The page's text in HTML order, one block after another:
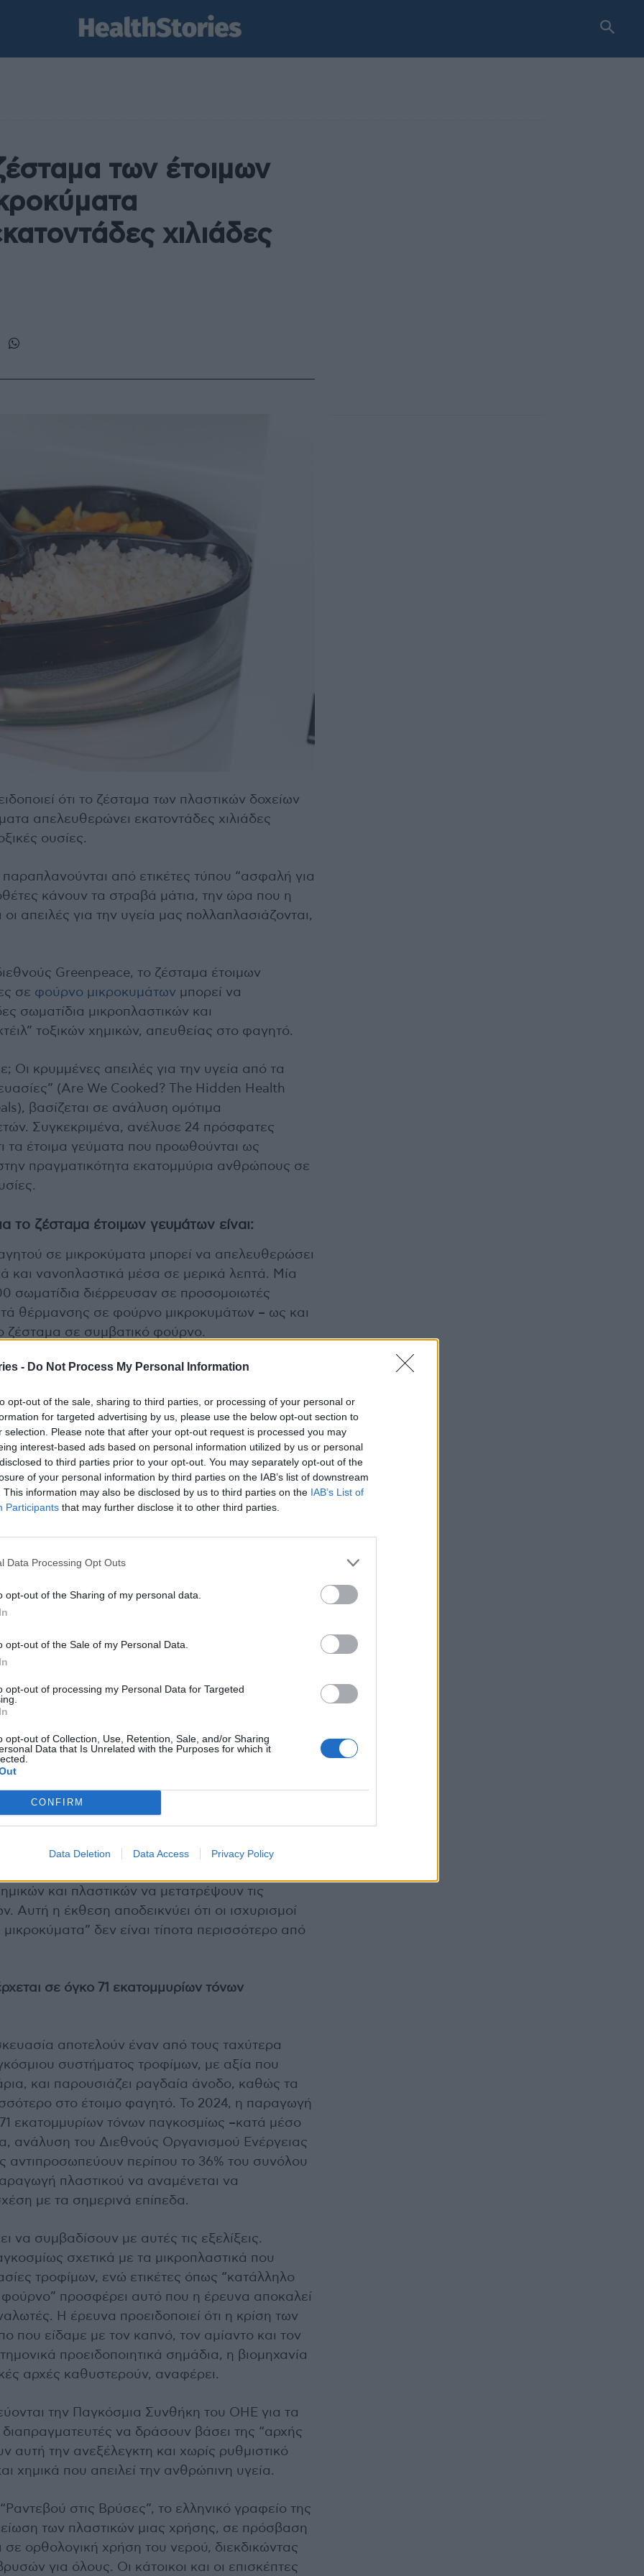
- Do Not Process My Personal Information
opt-out of the sale, sharing to third parties, or processing of your personal or
for targeted advertising by us, please use the below opt-out section to
selection. Please note that after your opt-out request is processed you may
interest-based ads based on personal information utilized by us or personal
to third parties prior to your opt-out. You may separately opt-out of the
of your personal information by third parties on the IAB’s list of downstream
This information may also be disclosed by us to third parties on the IAB’s List of
Participants that may further disclose it to other third parties.
Data Processing Opt Outs
opt-out of the Sharing of my personal data.
opt-out of the Sale of my Personal Data.
opt-out of processing my Personal Data for Targeted
opt-out of Collection, Use, Retention, Sale, and/or Sharing
Data that Is Unrelated with the Purposes for which it
CONFIRM
Data Deletion Data Access Privacy Policy
των έτοιμων
χιλιάδες
ότι το ζέσταμα των πλαστικών δοχείων
απελευθερώνει εκατοντάδες χιλιάδες
ουσίες.
από ετικέτες τύπου “ασφαλή για
κάνουν τα στραβά μάτια, την ώρα που η
απειλές για την υγεία μας πολλαπλασιάζονται,
Greenpeace, το ζέσταμα έτοιμων
σε φούρνο μικροκυμάτων μπορεί να
σωματίδια μικροπλαστικών και
τοξικών χημικών, απευθείας στο φαγητό.
Οι κρυμμένες απειλές για την υγεία από τα
(Are We Cooked? The Hidden Health
βασίζεται σε ανάλυση ομότιμα
Συγκεκριμένα, ανέλυσε 24 πρόσφατες
τα έτοιμα γεύματα που προωθούνται ως
πραγματικότητα εκατομμύρια ανθρώπους σε
το ζέσταμα έτοιμων γευμάτων είναι:
σε μικροκύματα μπορεί να απελευθερώσει
και νανοπλαστικά μέσα σε μερικά λεπτά. Μία
σωματίδια διέρρευσαν σε προσομοιωτές
θέρμανσης σε φούρνο μικροκυμάτων – ως και
ζέσταμα σε συμβατικό φούρνο.
δραματικά τη χημική επιμόλυνση. Σε
πλαστικών (όπως το πολυπροπυλένιο και το
μικροκύματα, διέρρευσαν χημικά πρόσθετα στο
αντιοξειδωτικές ουσίες.
χημικές ουσίες είναι γνωστό ότι
οι περισσότερες από τις οποίες δεν
Ορισμένες, όπως οι δισφαινόλες, οι
PFAS, ακόμη και τοξικά μέταλλα όπως το
την υπογονιμότητα, τις ορμονικές διαταραχές
ήδη στο σώμα μας. Τουλάχιστον 1.396 χημικές
επαφή με τρόφιμα έχουν ανιχνευθεί στον
ενδείξεις να συνδέουν την έκθεση στις
διαταραχές, καρδιαγγειακά νοσήματα,
δοχεία είναι ακόμα χειρότερα.
σχεδόν διπλάσιο αριθμό σωματιδίων
συσκευασίες.
στο ελληνικό γραφείο της Greenpeace
κάνουν μια ακίνδυνη επιλογή όταν αγοράζουν
σε πλαστικό. Στην πραγματικότητα, είμαστε
και επικίνδυνων χημικών ουσιών που
ή κοντά στο φαγητό μας. Οι κυβερνήσεις
και πλαστικών να μετατρέψουν τις
Αυτή η έκθεση αποδεικνύει ότι οι ισχυρισμοί
δεν είναι τίποτα περισσότερο από
σε όγκο 71 εκατομμυρίων τόνων
αποτελούν έναν από τους ταχύτερα
συστήματος τροφίμων, με αξία που
και παρουσιάζει ραγδαία άνοδο, καθώς τα
στο έτοιμο φαγητό. Το 2024, η παραγωγή
εκατομμυρίων τόνων παγκοσμίως –κατά μέσο
ανάλυση του Διεθνούς Οργανισμού Ενέργειας
αντιπροσωπεύουν περίπου το 36% του συνόλου
πλαστικού να αναμένεται να
με τα σημερινά επίπεδα.
να συμβαδίσουν με αυτές τις εξελίξεις.
σχετικά με τα μικροπλαστικά που
τροφίμων, ενώ ετικέτες όπως “κατάλληλο
φούρνο” προσφέρει αυτό που η έρευνα αποκαλεί
Η έρευνα προειδοποιεί ότι η κρίση των
που είδαμε με τον καπνό, τον αμίαντο και τον
προειδοποιητικά σημάδια, η βιομηχανία
αρχές καθυστερούν, αναφέρει.
την Παγκόσμια Συνθήκη του ΟΗΕ για τα
διαπραγματευτές να δράσουν βάσει της “αρχής
αυτή την ανεξέλεγκτη και χωρίς ρυθμιστικό
χημικά που απειλεί την ανθρώπινη υγεία.
στις Βρύσες”, το ελληνικό γραφείο της
των πλαστικών μιας χρήσης, σε πρόσβαση
ορθολογική χρήση του νερού, διεκδικώντας
για όλους. Οι κάτοικοι και οι επισκέπτες